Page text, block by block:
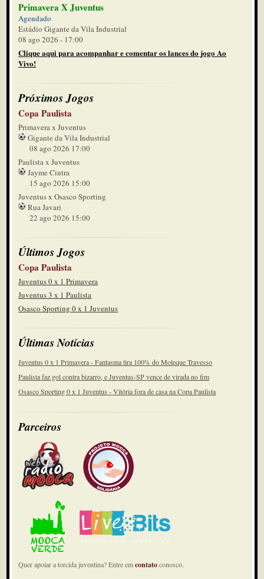
Primavera X Juventus
Agendado
Estádio Gigante da Vila Industrial
08 ago 2026 - 17:00
Clique aqui para acompanhar e comentar os lances do jogo Ao
Vivo!
Próximos Jogos
Copa Paulista
Primavera x Juventus
Gigante da Vila Industrial
08 ago 2026 17:00
Paulista x Juventus
Jayme Cintra
15 ago 2026 15:00
Juventus x Osasco Sporting
Rua Javari
22 ago 2026 15:00
Últimos Jogos
Copa Paulista
Juventus 0 x 1 Primavera
Juventus 3 x 1 Paulista
Osasco Sporting 0 x 1 Juventus
Últimas Notícias
Juventus 0 x 1 Primavera - Fantasma tira 100% do Moleque Travesso
Paulista faz gol contra bizarro, e Juventus-SP vence de virada no fim
Osasco Sporting 0 x 1 Juventus - Vitória fora de casa na Copa Paulista
Parceiros
Quer apoiar a torcida juventina? Entre emcontatoconosco.